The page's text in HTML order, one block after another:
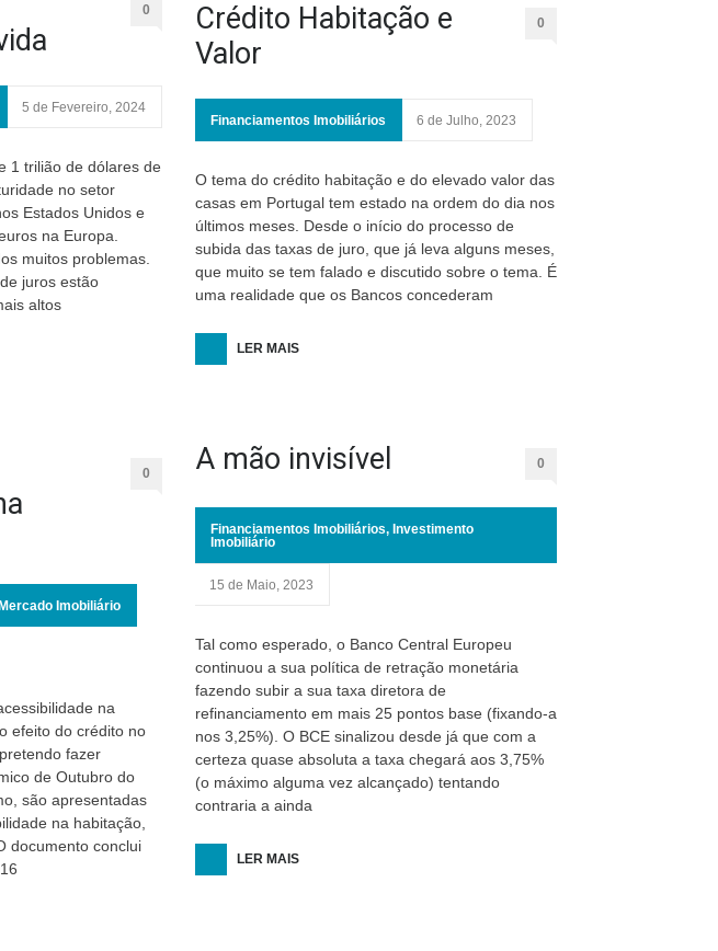
0
5 de Fevereiro, 2024
1 trilião de dólares de
no setor
Estados Unidos e
na Europa.
muitos problemas.
juros estão
altos
0
Mercado Imobiliário
na
efeito do crédito no
fazer
de Outubro do
são apresentadas
na habitação,
documento conclui
Crédito Habitação e
Valor
0
Financiamentos Imobiliários 6 de Julho, 2023
O tema do crédito habitação e do elevado valor das
casas em Portugal tem estado na ordem do dia nos
últimos meses. Desde o início do processo de
subida das taxas de juro, que já leva alguns meses,
que muito se tem falado e discutido sobre o tema. É
uma realidade que os Bancos concederam
LER MAIS
A mão invisível 0
Financiamentos Imobiliários, Investimento
Imobiliário
15 de Maio, 2023
Tal como esperado, o Banco Central Europeu
continuou a sua política de retração monetária
fazendo subir a sua taxa diretora de
refinanciamento em mais 25 pontos base (fixando-a
nos 3,25%). O BCE sinalizou desde já que com a
certeza quase absoluta a taxa chegará aos 3,75%
(o máximo alguma vez alcançado) tentando
contraria a ainda
LER MAIS